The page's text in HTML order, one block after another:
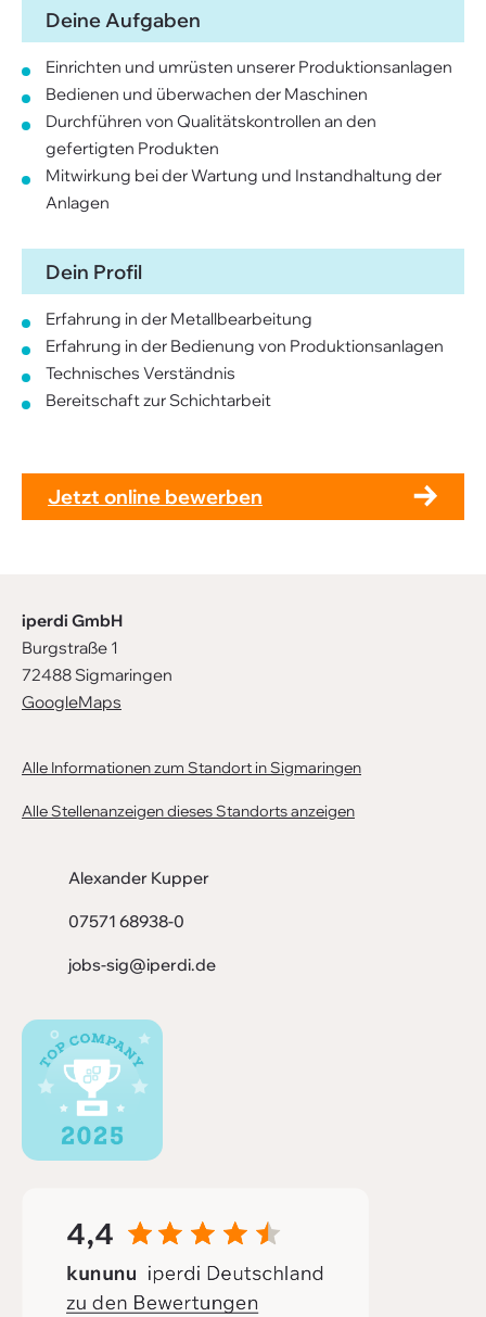
Deine Aufgaben
Einrichten und umrüsten unserer Produktionsanlagen
Bedienen und überwachen der Maschinen
Durchführen von Qualitätskontrollen an den
gefertigten Produkten
Mitwirkung bei der Wartung und Instandhaltung der
Anlagen
Dein Profil
Erfahrung in der Metallbearbeitung
Erfahrung in der Bedienung von Produktionsanlagen
Technisches Verständnis
Bereitschaft zur Schichtarbeit
Jetzt online bewerben
iperdi GmbH
Burgstraße 1
72488 Sigmaringen
GoogleMaps
Alle Informationen zum Standort in Sigmaringen
Alle Stellenanzeigen dieses Standorts anzeigen
Alexander Kupper
07571 68938-0
jobs-sig@iperdi.de